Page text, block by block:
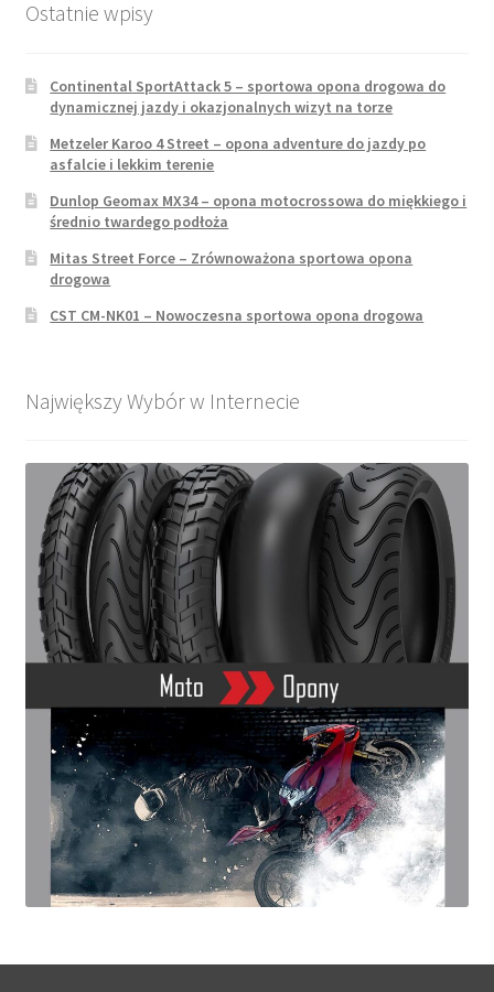
Ostatnie wpisy
Continental SportAttack 5 – sportowa opona drogowa do
dynamicznej jazdy i okazjonalnych wizyt na torze
Metzeler Karoo 4 Street – opona adventure do jazdy po
asfalcie i lekkim terenie
Dunlop Geomax MX34 – opona motocrossowa do miękkiego i
średnio twardego podłoża
Mitas Street Force – Zrównoważona sportowa opona
drogowa
CST CM-NK01 – Nowoczesna sportowa opona drogowa
Największy Wybór w Internecie